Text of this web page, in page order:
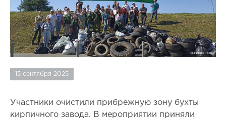
15 сентября 2025
Участники очистили прибрежную зону бухты
кирпичного завода. В мероприятии приняли